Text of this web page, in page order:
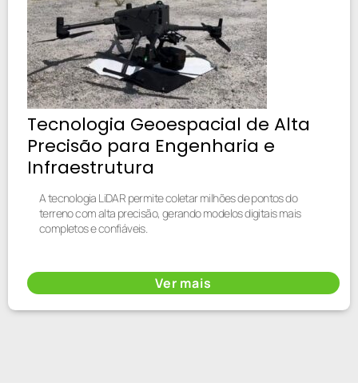
Tecnologia Geoespacial de Alta
Precisão para Engenharia e
Infraestrutura
A tecnologia LiDAR permite coletar milhões de pontos do
terreno com alta precisão, gerando modelos digitais mais
completos e confiáveis.
Ver mais